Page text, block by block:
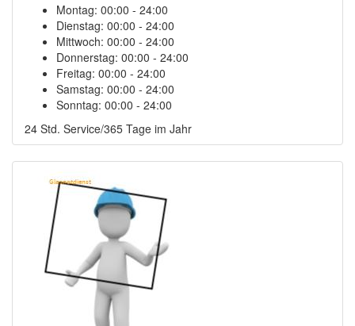
Montag: 00:00 - 24:00
Dienstag: 00:00 - 24:00
Mittwoch: 00:00 - 24:00
Donnerstag: 00:00 - 24:00
Freitag: 00:00 - 24:00
Samstag: 00:00 - 24:00
Sonntag: 00:00 - 24:00
24 Std. Service/365 Tage im Jahr